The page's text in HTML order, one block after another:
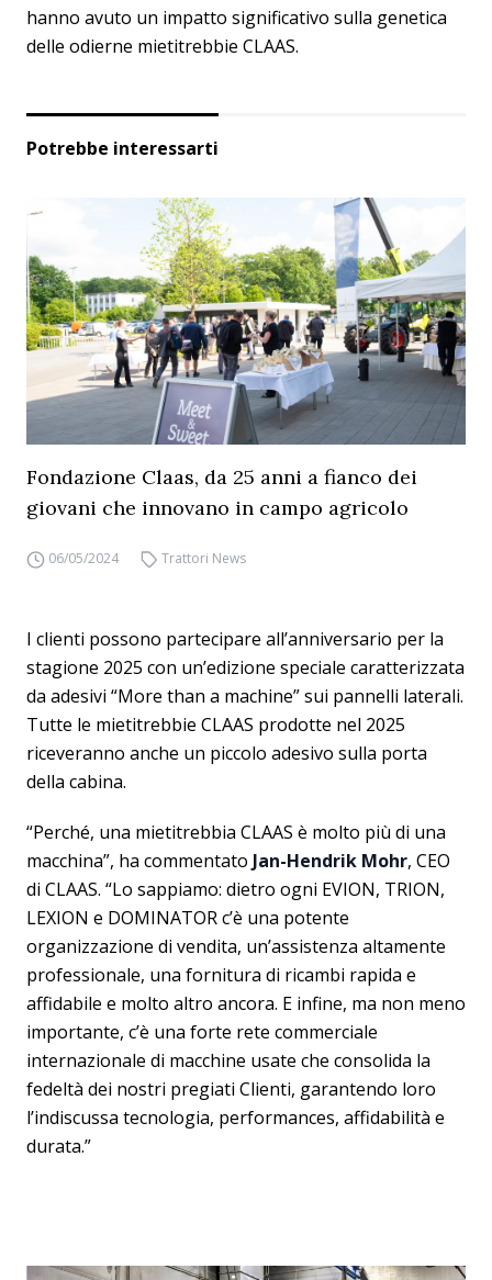
hanno avuto un impatto significativo sulla genetica
delle odierne mietitrebbie CLAAS.
Potrebbe interessarti
Fondazione Claas, da 25 anni a fianco dei
giovani che innovano in campo agricolo
06/05/2024 Trattori News
I clienti possono partecipare all’anniversario per la
stagione 2025 con un’edizione speciale caratterizzata
da adesivi “More than a machine” sui pannelli laterali.
Tutte le mietitrebbie CLAAS prodotte nel 2025
riceveranno anche un piccolo adesivo sulla porta
della cabina.
“Perché, una mietitrebbia CLAAS è molto più di una
macchina”, ha commentato Jan-Hendrik Mohr, CEO
di CLAAS. “Lo sappiamo: dietro ogni EVION, TRION,
LEXION e DOMINATOR c’è una potente
organizzazione di vendita, un’assistenza altamente
professionale, una fornitura di ricambi rapida e
affidabile e molto altro ancora. E infine, ma non meno
importante, c’è una forte rete commerciale
internazionale di macchine usate che consolida la
fedeltà dei nostri pregiati Clienti, garantendo loro
l’indiscussa tecnologia, performances, affidabilità e
durata.”